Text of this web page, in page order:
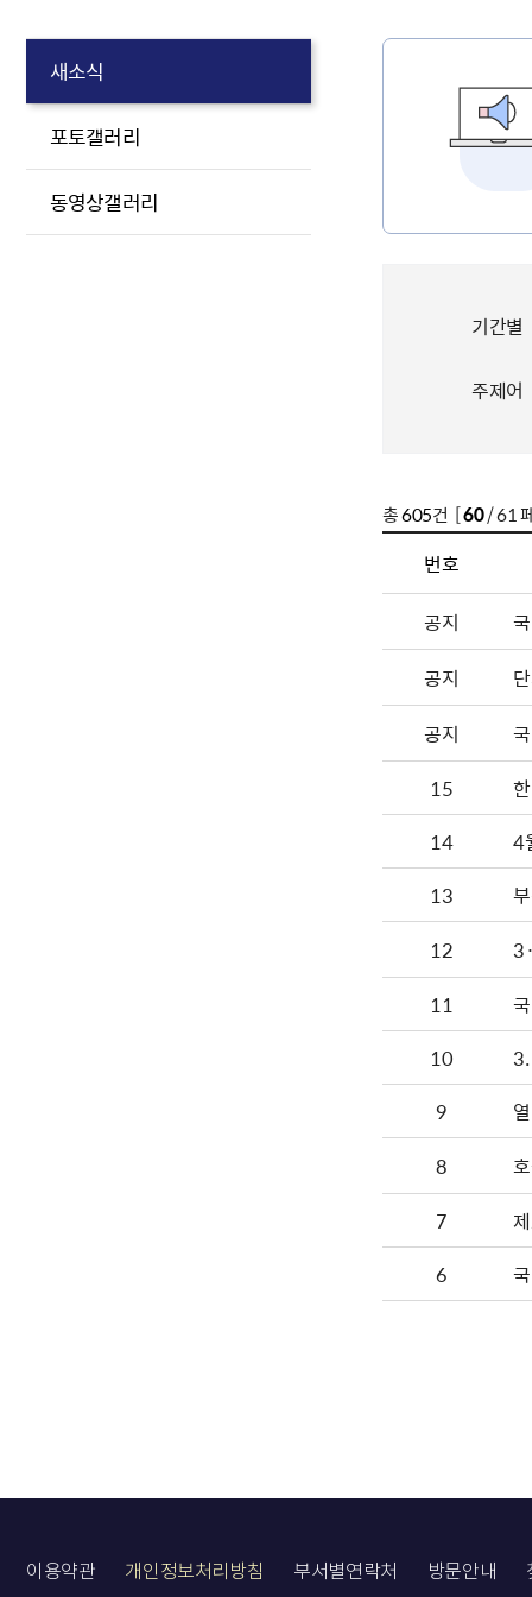
새소식
포토갤러리
동영상갤러리
기간별
주제어
총605건 [60/ 61
번호
공지
공지
공지
15
14
13
12
11
10
9
8
7
6
이용약관 개인정보처리방침 부서별연락처 방문안내